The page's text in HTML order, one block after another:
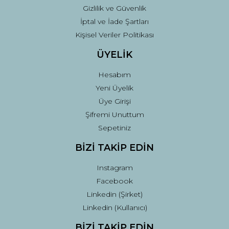
Gizlilik ve Güvenlik
İptal ve İade Şartları
Kişisel Veriler Politikası
ÜYELİK
Hesabım
Yeni Üyelik
Üye Girişi
Şifremi Unuttum
Sepetiniz
BİZİ TAKİP EDİN
Instagram
Facebook
Linkedin (Şirket)
Linkedin (Kullanıcı)